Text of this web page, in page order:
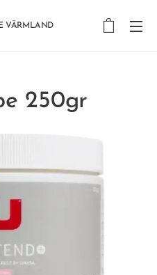
VÄRMLAND
250gr